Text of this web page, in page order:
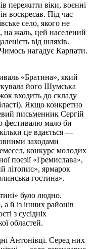
пережити віки, воєнні
воскресав. Під час
село, якого не
на жаль, цей населений
від шляхів.
нагадує Карпати.
«Братина», який
його Шумська
входить до складу
Якщо конкретно
письменник Сергій
фестивалю мало би
це вдається —
заходами
конкурс молодих
поезії «Гремислава»,
літопис», ярмарок
гостина».
було людно.
й із інших районів
з сусідніх
областей.
Антонівці. Серед них